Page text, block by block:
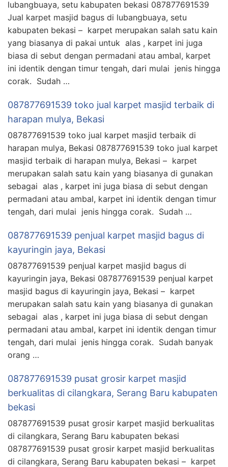
lubangbuaya, setu kabupaten bekasi 087877691539
Jual karpet masjid bagus di lubangbuaya, setu
kabupaten bekasi – karpet merupakan salah satu kain
yang biasanya di pakai untuk alas , karpet ini juga
biasa di sebut dengan permadani atau ambal, karpet
ini identik dengan timur tengah, dari mulai jenis hingga
corak. Sudah …
087877691539 toko jual karpet masjid terbaik di
harapan mulya, Bekasi
087877691539 toko jual karpet masjid terbaik di
harapan mulya, Bekasi 087877691539 toko jual karpet
masjid terbaik di harapan mulya, Bekasi – karpet
merupakan salah satu kain yang biasanya di gunakan
sebagai alas , karpet ini juga biasa di sebut dengan
permadani atau ambal, karpet ini identik dengan timur
tengah, dari mulai jenis hingga corak. Sudah …
087877691539 penjual karpet masjid bagus di
kayuringin jaya, Bekasi
087877691539 penjual karpet masjid bagus di
kayuringin jaya, Bekasi 087877691539 penjual karpet
masjid bagus di kayuringin jaya, Bekasi – karpet
merupakan salah satu kain yang biasanya di gunakan
sebagai alas , karpet ini juga biasa di sebut dengan
permadani atau ambal, karpet ini identik dengan timur
tengah, dari mulai jenis hingga corak. Sudah banyak
orang …
087877691539 pusat grosir karpet masjid
berkualitas di cilangkara, Serang Baru kabupaten
bekasi
087877691539 pusat grosir karpet masjid berkualitas
di cilangkara, Serang Baru kabupaten bekasi
087877691539 pusat grosir karpet masjid berkualitas
di cilangkara, Serang Baru kabupaten bekasi – karpet